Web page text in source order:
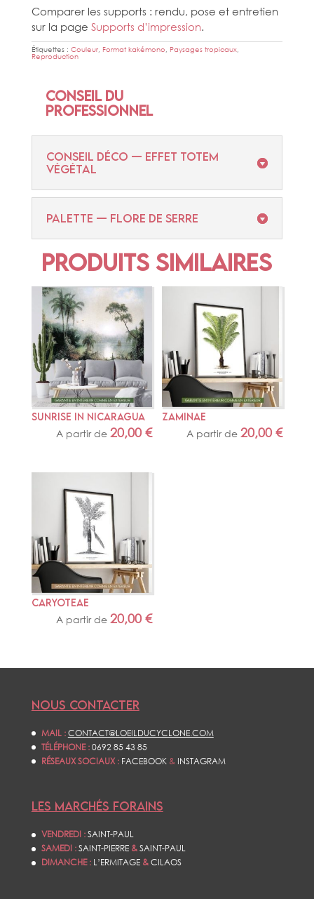
Comparer les supports : rendu, pose et entretien
sur la page Supports d’impression.
Étiquettes : Couleur, Format kakémono, Paysages tropicaux,
Reproduction
Conseil du
professionnel
CONSEIL DÉCO — EFFET TOTEM
VÉGÉTAL
PALETTE — FLORE DE SERRE
Produits similaires
SUNRISE IN NICARAGUA
A partir de 20,00 €
ZAMINAE
A partir de20,00€
CARYOTEAE
A partir de 20,00 €
NOUS CONTACTER
MAIL :CONTACT@LOEILDUCYCLONE.COM
TÉLÉPHONE :0692 85 43 85
RÉSEAUX SOCIAUX : FACEBOOK& INSTAGRAM
LES MARCHÉS FORAINS
VENDREDI :SAINT-PAUL
SAMEDI :SAINT-PIERRE&SAINT-PAUL
DIMANCHE : L’ERMITAGE &CILAOS